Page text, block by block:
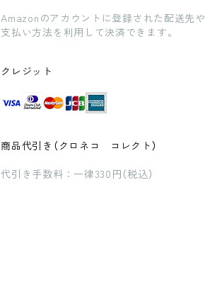
Amazonのアカウントに登録された配送先や
支払い方法を利用して決済できます。
クレジット
商品代引き（クロネコ コレクト）
代引き手数料：一律330円（税込）